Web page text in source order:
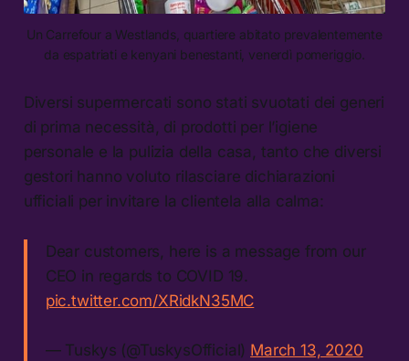
Un Carrefour a Westlands, quartiere abitato prevalentemente
da espatriati e kenyani benestanti, venerdì pomeriggio.
Diversi supermercati sono stati svuotati dei generi
di prima necessità, di prodotti per l’igiene
personale e la pulizia della casa, tanto che diversi
gestori hanno voluto rilasciare dichiarazioni
ufficiali per invitare la clientela alla calma:
Dear customers, here is a message from our
CEO in regards to COVID 19.
pic.twitter.com/XRidkN35MC
— Tuskys (@TuskysOfficial) March 13, 2020